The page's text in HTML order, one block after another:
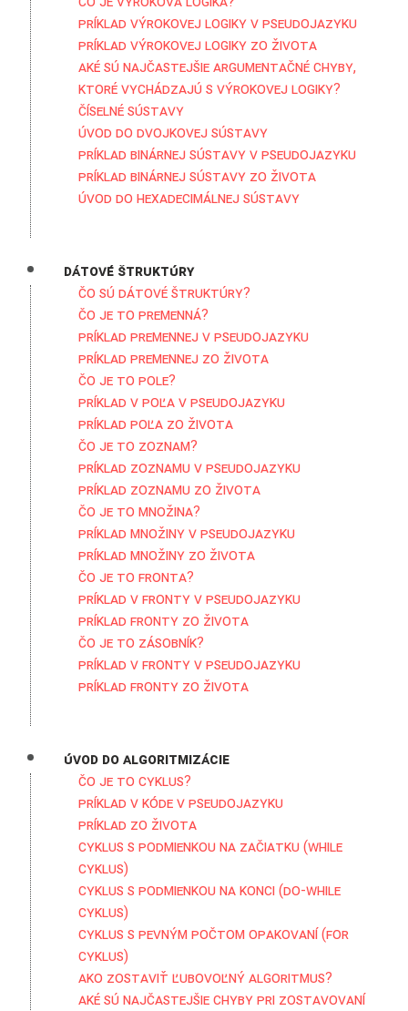
Príklad výrokovej logiky v pseudojazyku
Príklad výrokovej logiky zo života
Aké sú najčastejšie argumentačné chyby,
ktoré vychádzajú s výrokovej logiky?
Číselné sústavy
Úvod do dvojkovej sústavy
Príklad binárnej sústavy v pseudojazyku
Príklad binárnej sústavy zo života
Úvod do hexadecimálnej sústavy
Dátové štruktúry
Čo sú dátové štruktúry?
Čo je to premenná?
Príklad premennej v pseudojazyku
Príklad premennej zo života
Čo je to pole?
Príklad v poľa v pseudojazyku
Príklad poľa zo života
Čo je to zoznam?
Príklad zoznamu v pseudojazyku
Príklad zoznamu zo života
Čo je to množina?
Príklad množiny v pseudojazyku
Príklad množiny zo života
Čo je to fronta?
Príklad v fronty v pseudojazyku
Príklad fronty zo života
Čo je to zásobník?
Príklad v fronty v pseudojazyku
Príklad fronty zo života
Úvod do algoritmizácie
Čo je to cyklus?
Príklad v kóde v pseudojazyku
Príklad zo života
Cyklus s podmienkou na začiatku (while
cyklus)
Cyklus s podmienkou na konci (do-while
cyklus)
Cyklus s pevným počtom opakovaní (for
cyklus)
Ako zostaviť ľubovoľný algoritmus?
Aké sú najčastejšie chyby pri zostavovaní